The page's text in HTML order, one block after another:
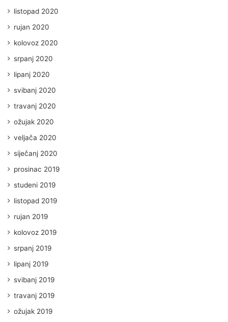
listopad 2020
rujan 2020
kolovoz 2020
srpanj 2020
lipanj 2020
svibanj 2020
travanj 2020
ožujak 2020
veljača 2020
siječanj 2020
prosinac 2019
studeni 2019
listopad 2019
rujan 2019
kolovoz 2019
srpanj 2019
lipanj 2019
svibanj 2019
travanj 2019
ožujak 2019